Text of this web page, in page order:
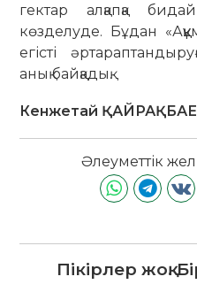
гектар алқапқа
көзделуде. Бұдан
егісті
анық бай­қадық.
Кенжетай
Әлеуметтік
Пікірлер жоқ.